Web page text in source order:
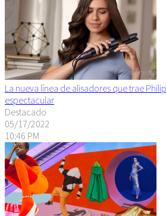
La nueva línea de alisadores que trae
espectacular
Destacado
05/17/2022
10:46 PM